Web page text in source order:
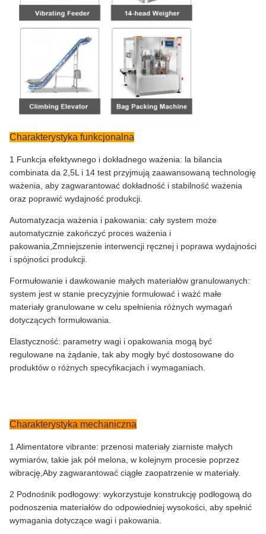
Charakterystyka funkcjonalna
1 Funkcja efektywnego i dokładnego ważenia: la bilancia
combinata da 2,5L i 14 test przyjmują zaawansowaną technologię
ważenia, aby zagwarantować dokładność i stabilność ważenia
oraz poprawić wydajność produkcji.
Automatyzacja ważenia i pakowania: cały system może
automatycznie zakończyć proces ważenia i
pakowania,Zmniejszenie interwencji ręcznej i poprawa wydajności
i spójności produkcji.
Formułowanie i dawkowanie małych materiałów granulowanych:
system jest w stanie precyzyjnie formułować i ważć małe
materiały granulowane w celu spełnienia różnych wymagań
dotyczących formułowania.
Elastyczność: parametry wagi i opakowania mogą być
regulowane na żądanie, tak aby mogły być dostosowane do
produktów o różnych specyfikacjach i wymaganiach.
Charakterystyka mechaniczna
1 Alimentatore vibrante: przenosi materiały ziarniste małych
wymiarów, takie jak pół melona, w kolejnym procesie poprzez
wibrację,Aby zagwarantować ciągłe zaopatrzenie w materiały.
2 Podnośnik podłogowy: wykorzystuje konstrukcję podłogową do
podnoszenia materiałów do odpowiedniej wysokości, aby spełnić
wymagania dotyczące wagi i pakowania.